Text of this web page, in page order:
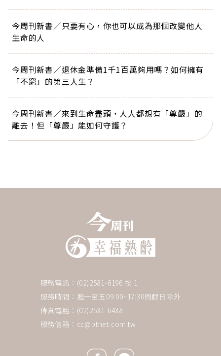
今周刊新書／只要有心，你也可以成為那個改變他人
生命的人
今周刊新書／退休金準備1千1百萬夠用嗎？如何擁有
「不窮」的第三人生？
今周刊新書／來到生命盡頭，人人都想有「尊嚴」的
離去！但「尊嚴」能如何守護？
服務電話：(02)2581-6196 按 1
服務時間：週一至五09:00~17:30例假日除外
傳真電話：(02)2531-6438
服務信箱： cc@btnet.com.tw